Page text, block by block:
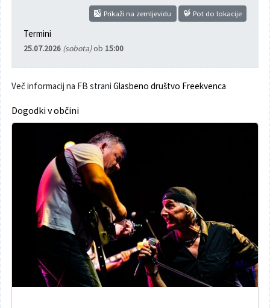
Prikaži na zemljevidu Pot do lokacije
Termini
25.07.2026 (sobota)ob 15:00
Več informacij na FB strani Glasbeno društvo Freekvenca
Dogodki v občini